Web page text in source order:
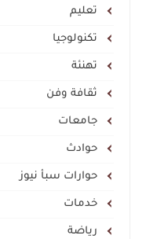
تعليم
تكنولوجيا
تهنئة
ثقافة وفن
جامعات
حوادث
حوارات سبأ نيوز
خدمات
رياضة